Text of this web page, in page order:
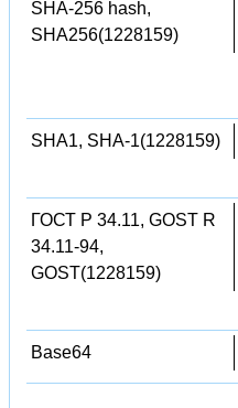
SHA-256 hash,
SHA256(1228159)
SHA1, SHA-1(1228159)
ГОСТ Р 34.11, GOST R
34.11-94,
GOST(1228159)
Base64